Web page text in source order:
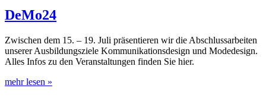
DeMo24
Zwischen dem 15. – 19. Juli präsentieren wir die Abschlussarbeiten
unserer Ausbildungsziele Kommunikationsdesign und Modedesign.
Alles Infos zu den Veranstaltungen finden Sie hier.
mehr lesen »